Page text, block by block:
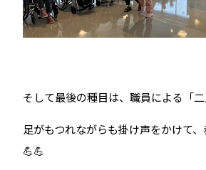
そして最後の種目は、職員による「二
足がもつれながらも掛け声をかけて
💪💪